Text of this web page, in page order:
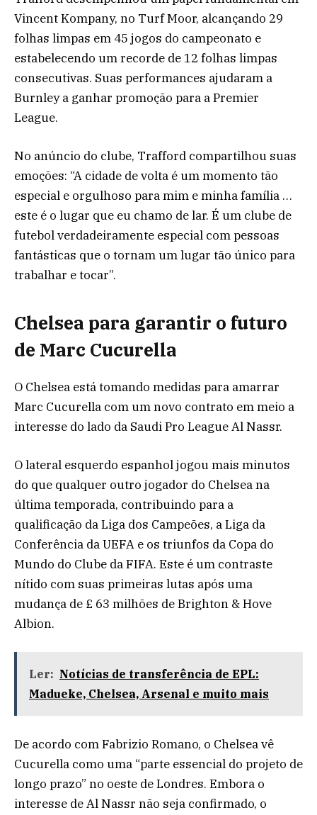
Vincent Kompany, no Turf Moor, alcançando 29
folhas limpas em 45 jogos do campeonato e
estabelecendo um recorde de 12 folhas limpas
consecutivas. Suas performances ajudaram a
Burnley a ganhar promoção para a Premier
League.
No anúncio do clube, Trafford compartilhou suas
emoções: “A cidade de volta é um momento tão
especial e orgulhoso para mim e minha família …
este é o lugar que eu chamo de lar. É um clube de
futebol verdadeiramente especial com pessoas
fantásticas que o tornam um lugar tão único para
trabalhar e tocar”.
Chelsea para garantir o futuro
de Marc Cucurella
O Chelsea está tomando medidas para amarrar
Marc Cucurella com um novo contrato em meio a
interesse do lado da Saudi Pro League Al Nassr.
O lateral esquerdo espanhol jogou mais minutos
do que qualquer outro jogador do Chelsea na
última temporada, contribuindo para a
qualificação da Liga dos Campeões, a Liga da
Conferência da UEFA e os triunfos da Copa do
Mundo do Clube da FIFA. Este é um contraste
nítido com suas primeiras lutas após uma
mudança de £ 63 milhões de Brighton & Hove
Albion.
Ler: Notícias de transferência de EPL:
Madueke, Chelsea, Arsenal e muito mais
De acordo com Fabrizio Romano, o Chelsea vê
Cucurella como uma “parte essencial do projeto de
longo prazo” no oeste de Londres. Embora o
interesse de Al Nassr não seja confirmado, o